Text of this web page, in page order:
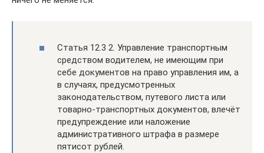
Статья 12.3 2. Управление транспортным
средством водителем, не имеющим при
себе документов на право управления им, а
в случаях, предусмотренных
законодательством, путевого листа или
товарно-транспортных документов, влечёт
предупреждение или наложение
административного штрафа в размере
пятисот рублей.